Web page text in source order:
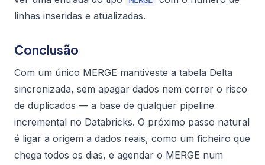
linhas inseridas e atualizadas.
Conclusão
Com um único MERGE mantiveste a tabela Delta
sincronizada, sem apagar dados nem correr o risco
de duplicados — a base de qualquer pipeline
incremental no Databricks. O próximo passo natural
é ligar a origem a dados reais, como um ficheiro que
chega todos os dias, e agendar o MERGE num